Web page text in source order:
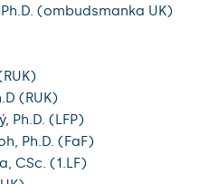
(ombudsmanka UK)
(RUK)
Ph.D. (LFP)
Ph.D. (FaF)
CSc. (1.LF)